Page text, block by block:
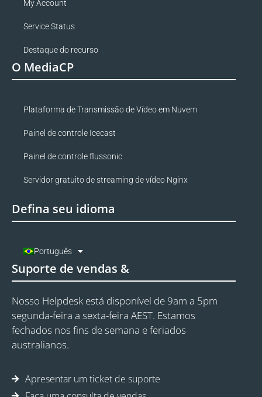
My Account
Service Status
Destaque do recurso
O MediaCP
Plataforma de Transmissão de Vídeo em Nuvem
Painel de controle Icecast
Painel de controle flussonic
Servidor gratuito de streaming de vídeo Nginx
Defina seu idioma
Português
Suporte de vendas &
Nosso Helpdesk está disponível de 9am a 5pm
segunda-feira a sexta-feira AEST. Estamos
fechados nos fins de semana e feriados
australianos.
Apresentar um ticket de suporte